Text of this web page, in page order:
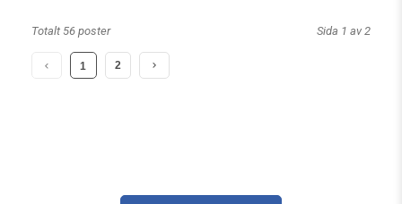
Totalt 56 poster Sida 1 av 2
1 2